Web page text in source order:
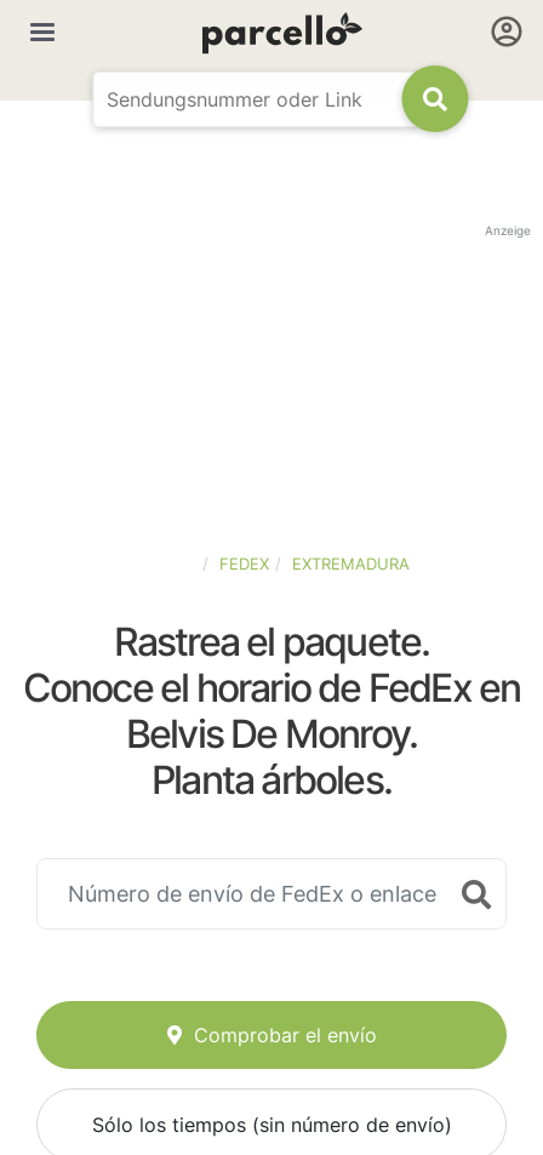
Anzeige
FEDEX EXTREMADURA
Rastrea el paquete.
Conoce el horario de FedEx en
Belvis De Monroy.
Planta árboles.
Comprobar el envío
Sólo los tiempos (sin número de envío)